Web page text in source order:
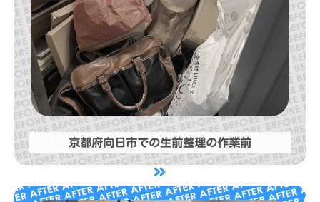
京都府向日市での生前整理の作業前